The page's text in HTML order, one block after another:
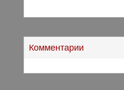
Комментарии